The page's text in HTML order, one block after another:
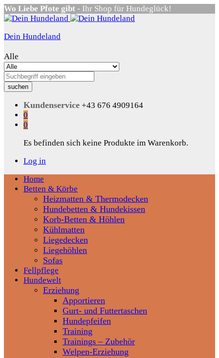
Wo Liebe Pfote gibt - Ihr Shop für Hundeglück!
Dein Hundeland
Alle
suchen
Kundenservice +43 676 4909164
0
0
Es befinden sich keine Produkte im Warenkorb.
Log in
Home
Betten & Körbe
Heizmatten & Thermodecken
Hundebetten & Hundekissen
Korb-Betten & Höhlen
Kühlmatten
Liegedecken
Liegehöhlen
Sofas
Fellpflege
Hundewelt
Erziehung
Apportieren
Gurt- und Futtertaschen
Hundepfeifen
Training
Trainings – Zubehör
Welpen-Erziehung